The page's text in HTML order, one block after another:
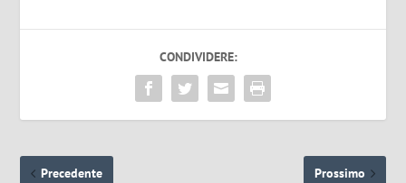
CONDIVIDERE:
Precedente Prossimo